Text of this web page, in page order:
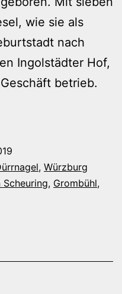
wie sie als
nach
Ingolstädter Hof,
betrieb.
, Würzburg
Scheuring, Grombühl,